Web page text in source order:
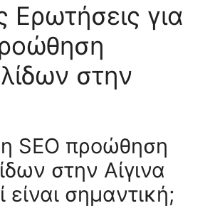
Ερωτήσεις για
στην
η SEO προώθηση
στην Αίγινα
είναι σημαντική;